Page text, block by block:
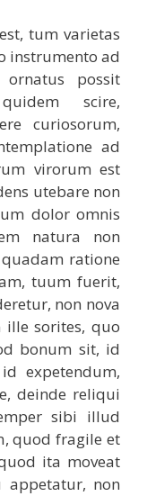
tum varietas
instrumento ad
possit
scire,
curiosorum,
ad
virorum est
utebare non
dolor omnis
natura non
ratione
tuum fuerit,
non nova
ille sorites, quo
bonum sit, id
expetendum,
deinde reliqui
sibi illud
quod fragile et
ita moveat
non